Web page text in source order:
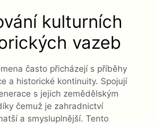
kulturních
vazeb
často přicházejí s příběhy
a historické kontinuity. Spojují
s jejich zemědělským
čemuž je zahradnictví
a smysluplnější. Tento